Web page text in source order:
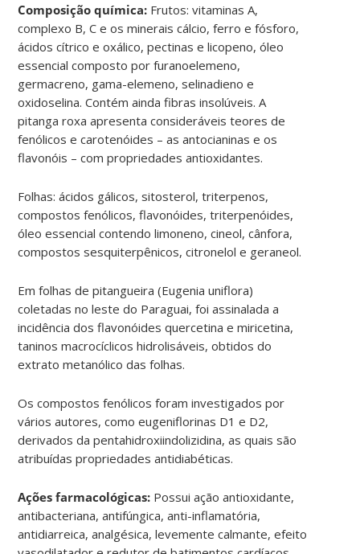
Composição química: Frutos: vitaminas A,
complexo B, C e os minerais cálcio, ferro e fósforo,
ácidos cítrico e oxálico, pectinas e licopeno, óleo
essencial composto por furanoelemeno,
germacreno, gama-elemeno, selinadieno e
oxidoselina. Contém ainda fibras insolúveis. A
pitanga roxa apresenta consideráveis teores de
fenólicos e carotenóides – as antocianinas e os
flavonóis – com propriedades antioxidantes.
Folhas: ácidos gálicos, sitosterol, triterpenos,
compostos fenólicos, flavonóides, triterpenóides,
óleo essencial contendo limoneno, cineol, cânfora,
compostos sesquiterpênicos, citronelol e geraneol.
Em folhas de pitangueira (Eugenia uniflora)
coletadas no leste do Paraguai, foi assinalada a
incidência dos flavonóides quercetina e miricetina,
taninos macrocíclicos hidrolisáveis, obtidos do
extrato metanólico das folhas.
Os compostos fenólicos foram investigados por
vários autores, como eugeniflorinas D1 e D2,
derivados da pentahidroxiindolizidina, as quais são
atribuídas propriedades antidiabéticas.
Ações farmacológicas: Possui ação antioxidante,
antibacteriana, antifúngica, anti-inflamatória,
antidiarreica, analgésica, levemente calmante, efeito